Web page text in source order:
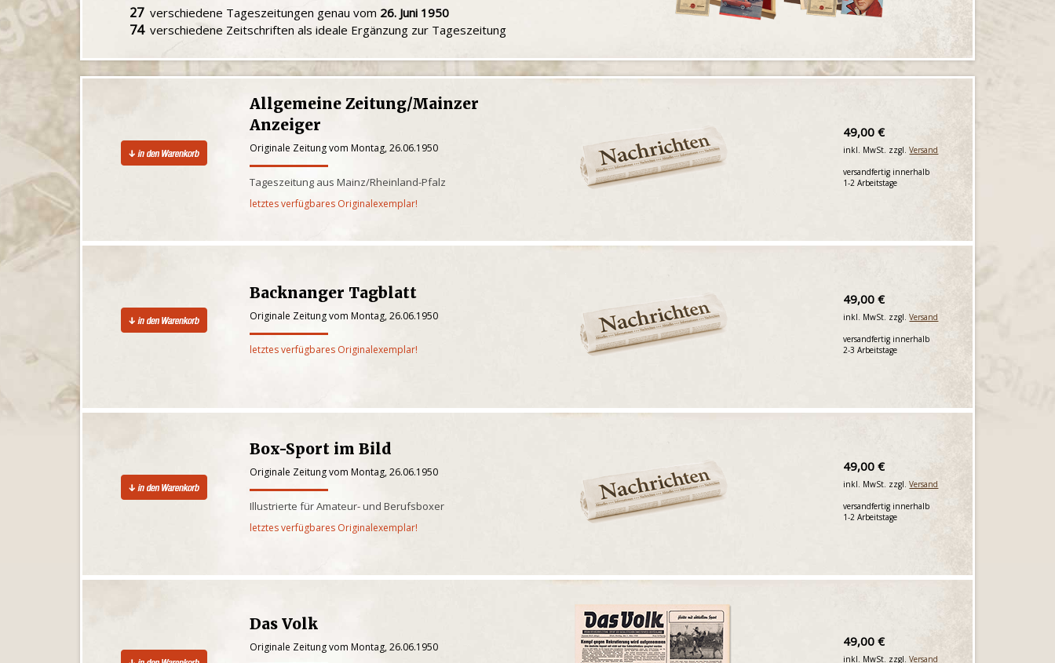
27verschiedene Tageszeitungen genau vom 26. Juni 1950
74verschiedene Zeitschriften als ideale Ergänzung zur Tageszeitung
Allgemeine Zeitung/Mainzer
Anzeiger
Originale Zeitung vom Montag, 26.06.1950
Tageszeitung aus Mainz/Rheinland-Pfalz
letztes verfügbares Originalexemplar!
49,00 €
inkl. MwSt. zzgl.Versand
versandfertig innerhalb
1-2 Arbeitstage
Backnanger Tagblatt
Originale Zeitung vom Montag, 26.06.1950
letztes verfügbares Originalexemplar!
49,00 €
inkl. MwSt. zzgl.Versand
versandfertig innerhalb
2-3 Arbeitstage
Box-Sport im Bild
Originale Zeitung vom Montag, 26.06.1950
Illustrierte für Amateur- und Berufsboxer
letztes verfügbares Originalexemplar!
49,00 €
inkl. MwSt. zzgl.Versand
versandfertig innerhalb
1-2 Arbeitstage
Das Volk
Originale Zeitung vom Montag, 26.06.1950 49,00 €
inkl. MwSt. zzgl.Versand